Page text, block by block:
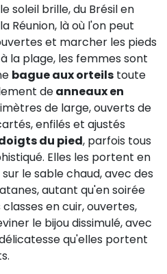
soleil brille, du Brésil en
Réunion, là où l'on peut
et marcher les pieds
la plage, les femmes sont
bague aux orteils toute
deanneaux en
de large, ouverts de
enfilés et ajustés
du pied, parfois tous
Elles les portent en
le sable chaud, avec des
autant qu'en soirée
en cuir, ouvertes,
le bijou dissimulé, avec
qu'elles portent